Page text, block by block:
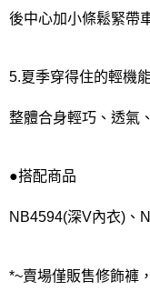
後中心加小條鬆緊帶
5.夏季穿得住的輕機
整體合身輕巧、透氣
●搭配商品
NB4594(深V內衣)、
*~賣場僅販售修飾褲